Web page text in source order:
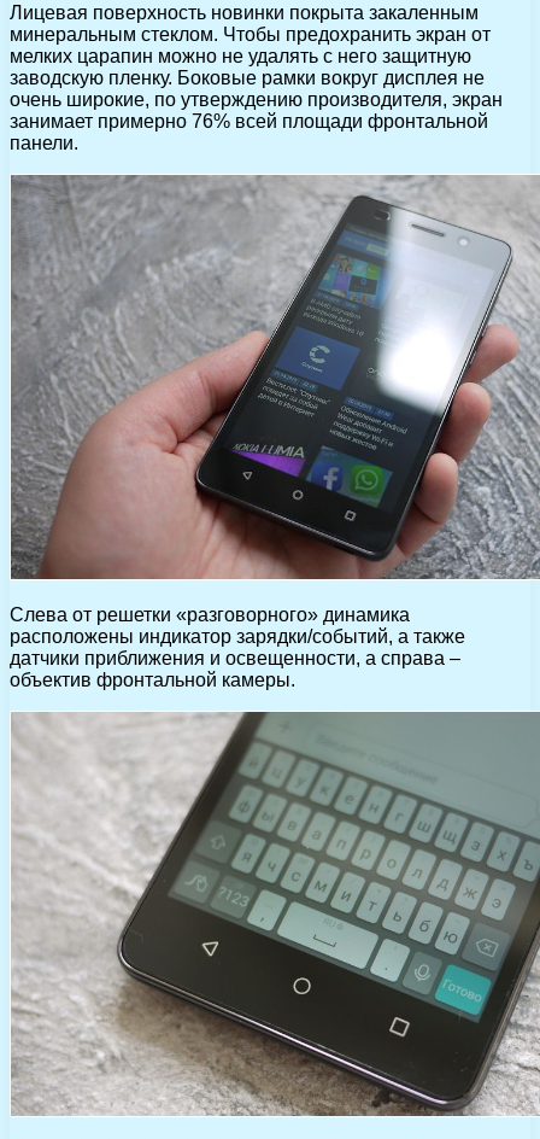
Лицевая поверхность новинки покрыта закаленным
минеральным стеклом. Чтобы предохранить экран от
мелких царапин можно не удалять с него защитную
заводскую пленку. Боковые рамки вокруг дисплея не
очень широкие, по утверждению производителя, экран
занимает примерно 76% всей площади фронтальной
панели.
Слева от решетки «разговорного» динамика
расположены индикатор зарядки/событий, а также
датчики приближения и освещенности, а справа –
объектив фронтальной камеры.